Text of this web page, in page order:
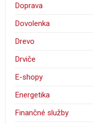
Doprava
Dovolenka
Drevo
Drviče
E-shopy
Energetika
Finančné služby